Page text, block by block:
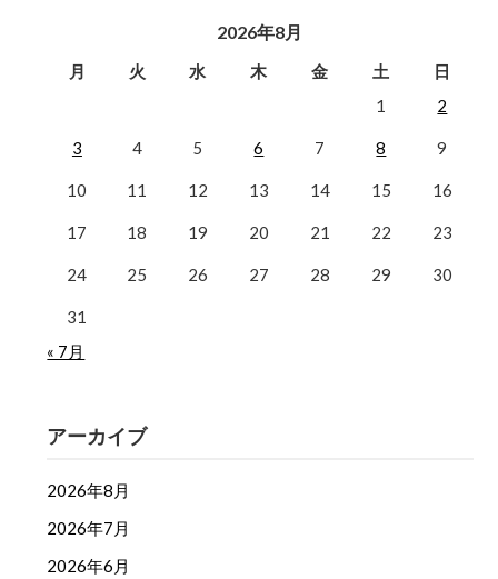
2026年8月
月 火 水 木 金 土
日
1
2
3 4 5 6 7 8 9
10 11 12 13 14 15 16
17 18 19 20 21 22 23
24 25 26 27 28 29 30
31
« 7月
アーカイブ
2026年8月
2026年7月
2026年6月